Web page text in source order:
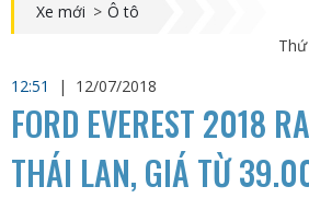
Xe mới > Ô tô
12:51
| 12/07/2018
FORD EVEREST 2018
THÁI LAN, GIÁ TỪ